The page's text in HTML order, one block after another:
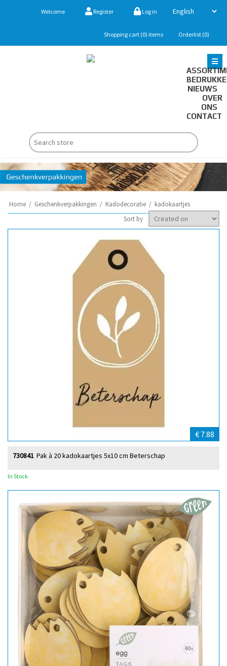
Welcome Register Log in
Shopping cart (0) items Orderlist (0)
NIEUWS
OVER
ONS
CONTACT
Home / Geschenkverpakkingen / Kadodecoratie / kadokaartjes
Sort by
€ 7.88
Pak à 20 kadokaartjes 5x10 cm Beterschap
730841
In Stock